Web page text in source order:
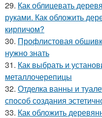
29. Как облицевать
руками. Как обложить
кирпичом?
30. Профлистовая
нужно знать
31. Как выбрать и
металлочерепицы
32. Отделка ванны и
способ создания
33. Как обложить